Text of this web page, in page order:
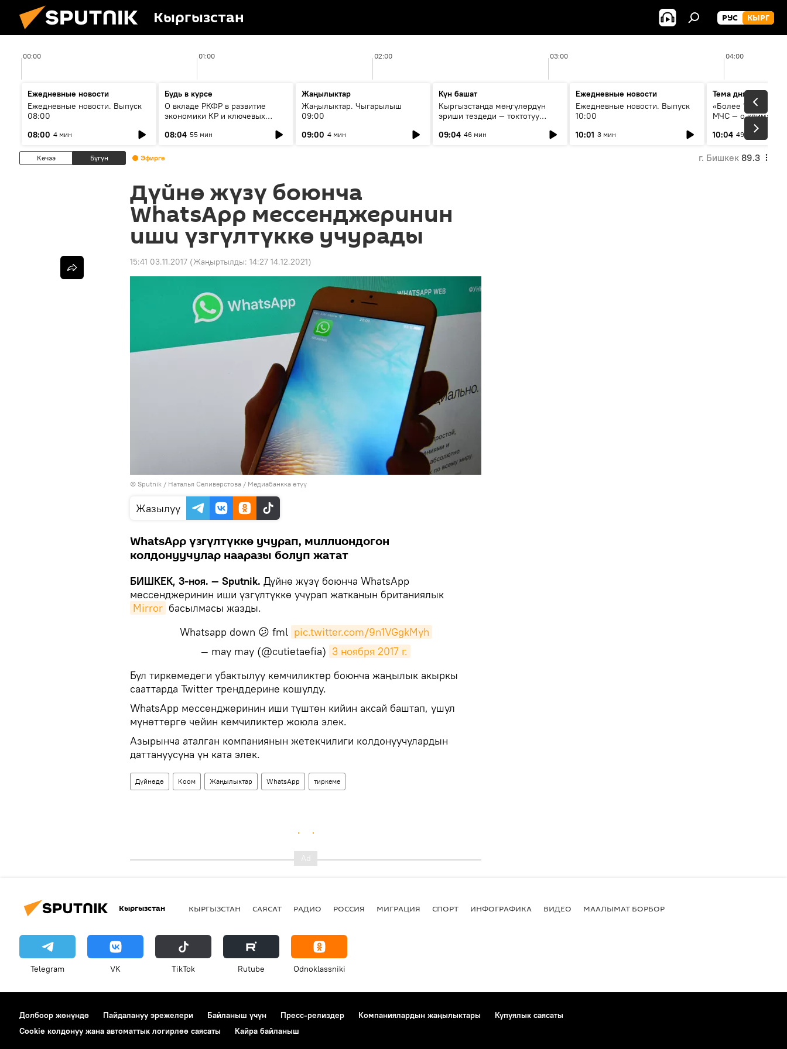
Кыргызстан РУС КЫРГ
00:00 01:00 02:00 03:00 04:00
Ежедневные новости
Ежедневные новости. Выпуск
08:00
08:00 4 мин
Будь в курсе
О вкладе РКФР в развитие
экономики КР и ключевых
08:04 55 мин
Жаңылыктар
Жаңылыктар. Чыгарылыш
09:00
09:00 4 мин
Күн башат
Кыргызстанда мөңгүлөрдүн
эриши тездеди — токтотуу
09:04 46 мин
Ежедневные новости
Ежедневные новости. Выпуск
10:00
10:01 3 мин
Тема дня
«Более 1200 сёл в
МЧС — о климате,
системе
населения
10:04 49 мин
Кечээ Бүгүн Эфирге г. Бишкек 89.3
Дүйнө жүзү боюнча
WhatsApp мессенджеринин
иши үзгүлтүккө учурады
15:41 03.11.2017 (Жаңыртылды: 14:27 14.12.2021)
© Sputnik / Наталья Селиверстова / Медиабанкка өтүү
Жазылуу
WhatsApp үзгүлтүккө учурап, миллиондогон
колдонуучулар нааразы болуп жатат
БИШКЕК, 3-ноя. — Sputnik. Дүйнө жүзү боюнча WhatsApp
мессенджеринин иши үзгүлтүккө учурап жатканын британиялык
Mirror басылмасы жазды.
Whatsapp down 😕 fml pic.twitter.com/9n1VGgkMyh
— may may (@cutietaefia) 3 ноября 2017 г.
​Бул тиркемедеги убактылуу кемчиликтер боюнча жаңылык акыркы
сааттарда Twitter тренддерине кошулду.
WhatsApp мессенджеринин иши түштөн кийин аксай баштап, ушул
мүнөттөргө чейин кемчиликтер жоюла элек.
Азырынча аталган компаниянын жетекчилиги колдонуучулардын
даттануусуна үн ката элек.
Дүйнөдө Коом Жаңылыктар WhatsApp тиркеме
Кыргызстан КЫРГЫЗСТАН САЯСАТ РАДИО РОССИЯ МИГРАЦИЯ СПОРТ ИНФОГРАФИКА ВИДЕО МААЛЫМАТ БОРБОР
Telegram VK ТikТоk Rutube Odnoklassniki
Долбоор жөнүндө Пайдалануу эрежелери Байланыш үчүн Пресс-релиздер Компаниялардын жаңылыктары
Купуялык саясаты
Cookie колдонуу жана автоматтык логирлөө саясаты
Кайра байланыш